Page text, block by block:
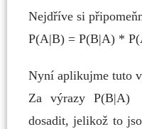
Nejdříve si
P(A|B) = P(B|A) *
Nyní aplikujme tuto
Za výrazy P(B|A)
dosadit, jelikož to